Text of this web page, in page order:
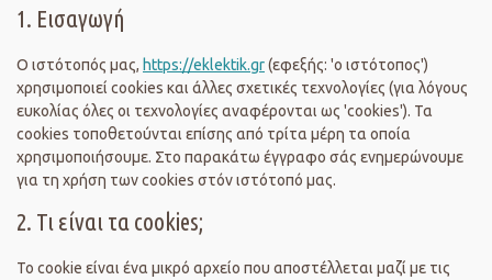
1. Εισαγωγή
Ο ιστότοπός μας, https://eklektik.gr(εφεξής: 'ο ιστότοπος')
χρησιμοποιεί cookies και άλλες σχετικές τεχνολογίες (για λόγους
ευκολίας όλες οι τεχνολογίες αναφέρονται ως 'cookies'). Τα
cookies τοποθετούνται επίσης από τρίτα μέρη τα οποία
χρησιμοποιήσουμε. Στο παρακάτω έγγραφο σάς ενημερώνουμε
για τη χρήση των cookies στόν ιστότοπό μας.
2. Τι είναι τα cookies;
Το cookie είναι ένα μικρό αρχείο που αποστέλλεται μαζί με τις